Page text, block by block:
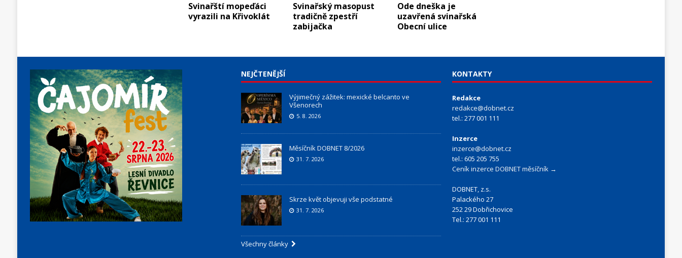
Svinařští mopeďáci
vyrazili na Křivoklát
Svinařský masopust
tradičně zpestří
zabijačka
Ode dneška je
uzavřená svinařská
Obecní ulice
NEJČTENĚJŠÍ
Výjimečný zážitek: mexické belcanto ve
Všenorech
5. 8. 2026
Měsíčník DOBNET 8/2026
31. 7. 2026
Skrze květ objevuji vše podstatné
31. 7. 2026
Všechny články
KONTAKTY
Redakce
redakce@dobnet.cz
tel.: 277 001 111
Inzerce
inzerce@dobnet.cz
tel.: 605 205 755
Ceník inzerce DOBNET měsíčník →
DOBNET, z.s.
Palackého 27
252 29 Dobřichovice
Tel.: 277 001 111